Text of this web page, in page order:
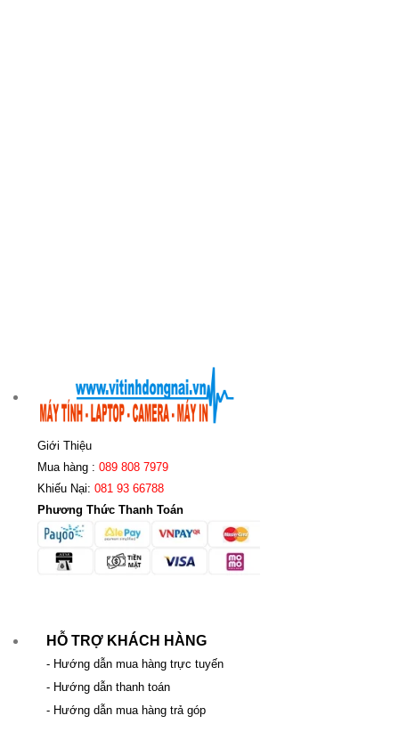
Giới Thiệu
Mua hàng : 089 808 7979
Khiếu Nại: 081 93 66788
Phương Thức Thanh Toán
HỖ TRỢ KHÁCH HÀNG
- Hướng dẫn mua hàng trực tuyến
- Hướng dẫn thanh toán
- Hướng dẫn mua hàng trả góp